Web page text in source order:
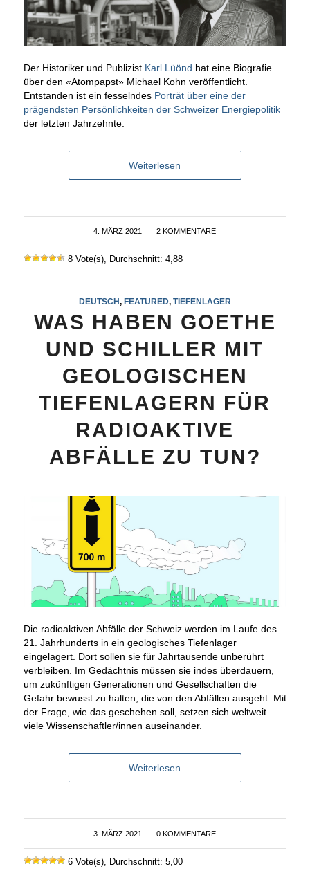
Der Historiker und Publizist Karl Lüönd hat eine Biografie
über den «Atompapst» Michael Kohn veröffentlicht.
Entstanden ist ein fesselndes Porträt über eine der
prägendsten Persönlichkeiten der Schweizer Energiepolitik
der letzten Jahrzehnte.
Weiterlesen
4. MÄRZ 2021
/ 2 KOMMENTARE
8 Vote(s), Durchschnitt: 4,88
DEUTSCH, FEATURED, TIEFENLAGER
WAS HABEN GOETHE
UND SCHILLER MIT
GEOLOGISCHEN
TIEFENLAGERN FÜR
RADIOAKTIVE
ABFÄLLE ZU TUN?
Die radioaktiven Abfälle der Schweiz werden im Laufe des
21. Jahrhunderts in ein geologisches Tiefenlager
eingelagert. Dort sollen sie für Jahrtausende unberührt
verbleiben. Im Gedächtnis müssen sie indes überdauern,
um zukünftigen Generationen und Gesellschaften die
Gefahr bewusst zu halten, die von den Abfällen ausgeht. Mit
der Frage, wie das geschehen soll, setzen sich weltweit
viele Wissenschaftler/innen auseinander.
Weiterlesen
3. MÄRZ 2021
/ 0 KOMMENTARE
6 Vote(s), Durchschnitt: 5,00